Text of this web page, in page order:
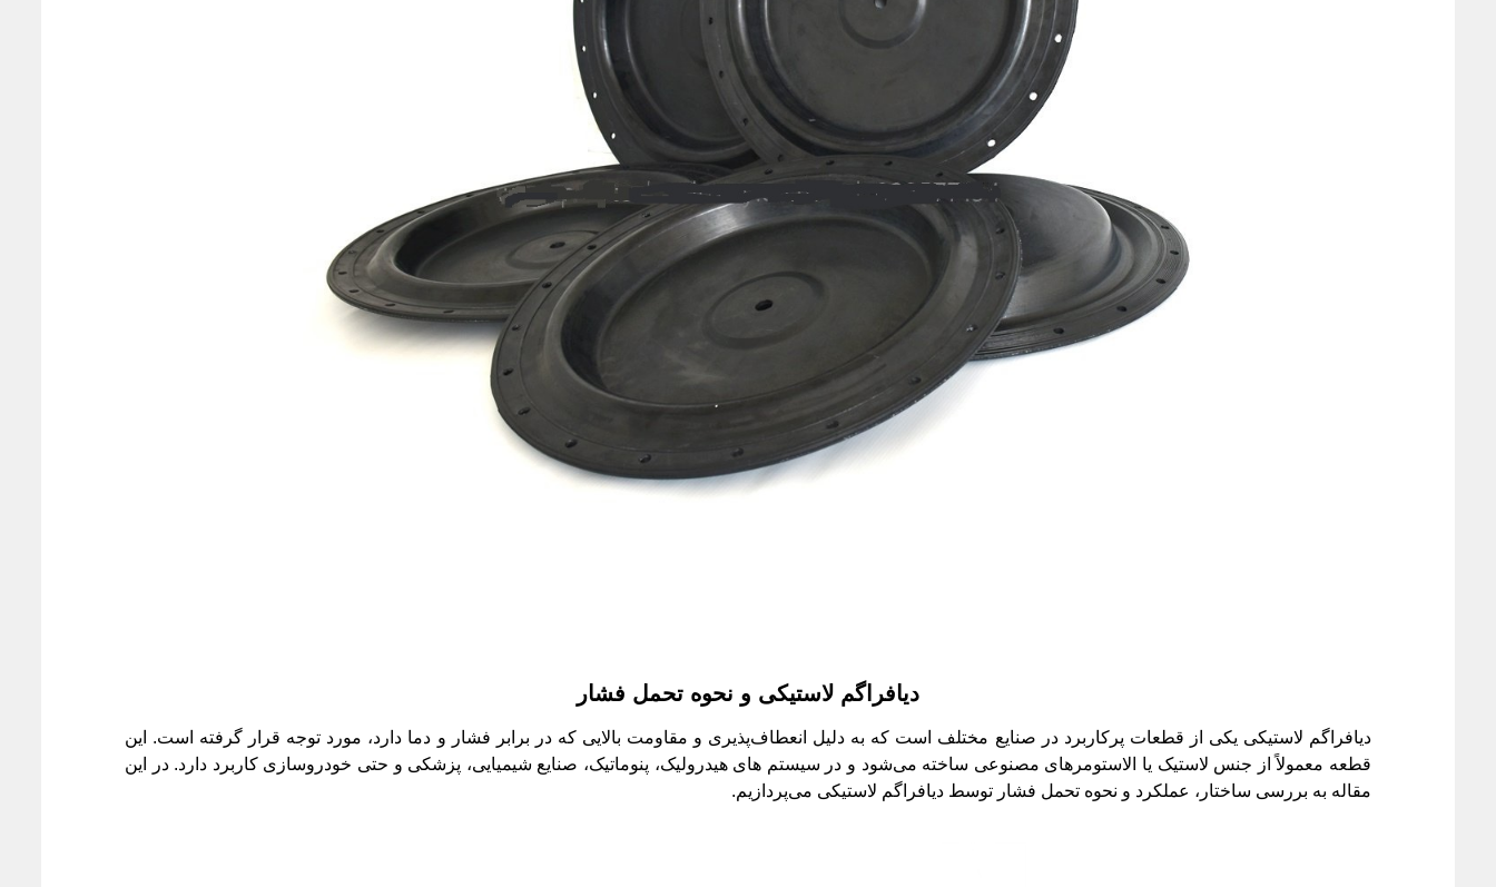
دیافراگم لاستیکی و نحوه تحمل فشار
دیافراگم لاستیکی یکی از قطعات پرکاربرد در صنایع مختلف است که به دلیل انعطاف‌پذیری و مقاومت بالایی که در برابر فشار و دما دارد، مورد توجه قرار گرفته است. این
قطعه معمولاً از جنس لاستیک یا الاستومرهای مصنوعی ساخته می‌شود و در سیستم‌ های هیدرولیک، پنوماتیک، صنایع شیمیایی، پزشکی و حتی خودروسازی کاربرد دارد. در این
مقاله به بررسی ساختار، عملکرد و نحوه تحمل فشار توسط دیافراگم لاستیکی می‌پردازیم.